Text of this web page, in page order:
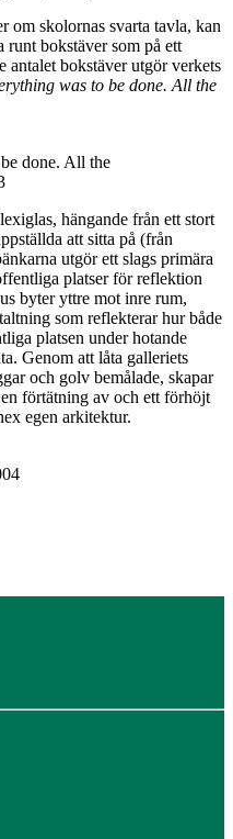
om skolornas svarta tavla, kan
bokstäver som på ett
antalet bokstäver utgör verkets
was to be done. All the
done. All the
hängande från ett stort
att sitta på (från
utgör ett slags primära
platser för reflektion
byter yttre mot inre rum,
som reflekterar hur både
platsen under hotande
Genom att låta galleriets
och golv bemålade, skapar
förtätning av och ett förhöjt
egen arkitektur.